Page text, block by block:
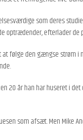
som deres
optrædender, efterlader
følge den gængse strøm
20 år han har huseret i
som afsæt. Men Mike